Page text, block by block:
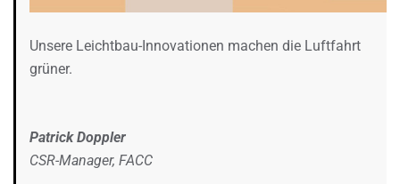
Unsere Leichtbau-Innovationen machen die Luftfahrt
grüner.
Patrick Doppler
CSR-Manager, FACC